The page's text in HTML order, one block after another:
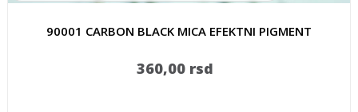
90001 CARBON BLACK MICA EFEKTNI PIGMENT
360,00 rsd